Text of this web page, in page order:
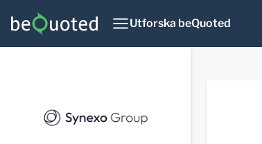
Utforska beQuoted